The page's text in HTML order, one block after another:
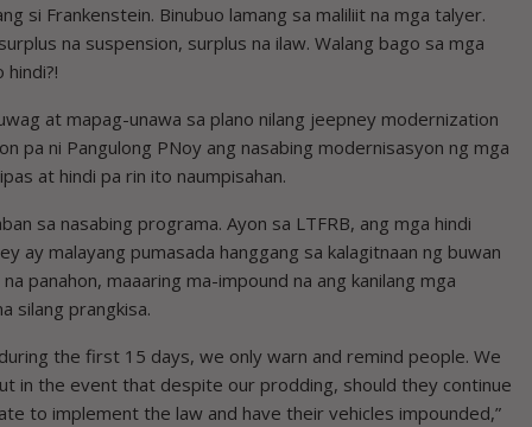
si Frankenstein. Binubuo lamang sa maliliit na mga talyer.
na suspension, surplus na ilaw. Walang bago sa mga
at mapag-unawa sa plano nilang jeepney modernization
pa ni Pangulong PNoy ang nasabing modernisasyon ng mga
at hindi pa rin ito naumpisahan.
sa nasabing programa. Ayon sa LTFRB, ang mga hindi
ay malayang pumasada hanggang sa kalagitnaan ng buwan
panahon, maaaring ma-impound na ang kanilang mga
silang prangkisa.
the first 15 days, we only warn and remind people. We
in the event that despite our prodding, should they continue
to implement the law and have their vehicles impounded,”